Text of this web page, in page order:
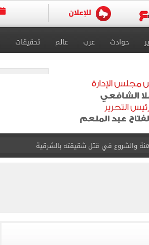
حوادث عرب عالم تحقيقات
جنوب أفريقيا
على صفقة جوردان مينديز
الزمالك بالعاصمة الجديدة